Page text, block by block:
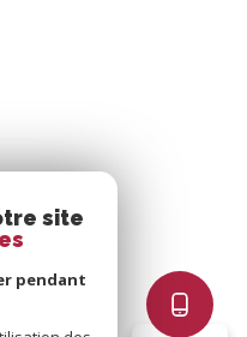
site
pendant